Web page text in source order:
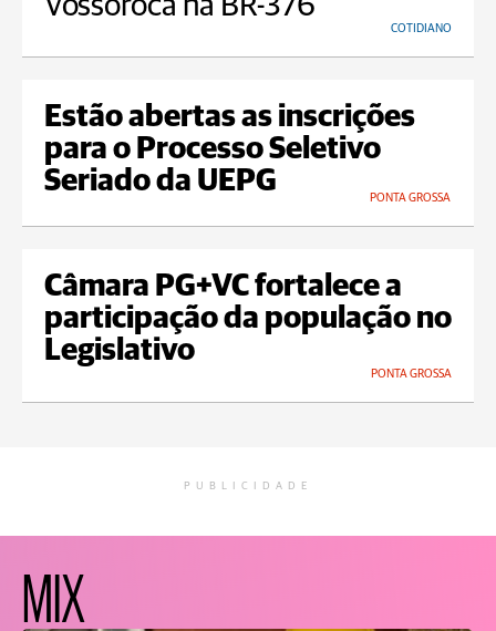
COTIDIANO
Estão abertas as inscrições
para o Processo Seletivo
Seriado da UEPG
PONTA GROSSA
Câmara PG+VC fortalece a
participação da população no
Legislativo
PONTA GROSSA
PUBLICIDADE
MIX